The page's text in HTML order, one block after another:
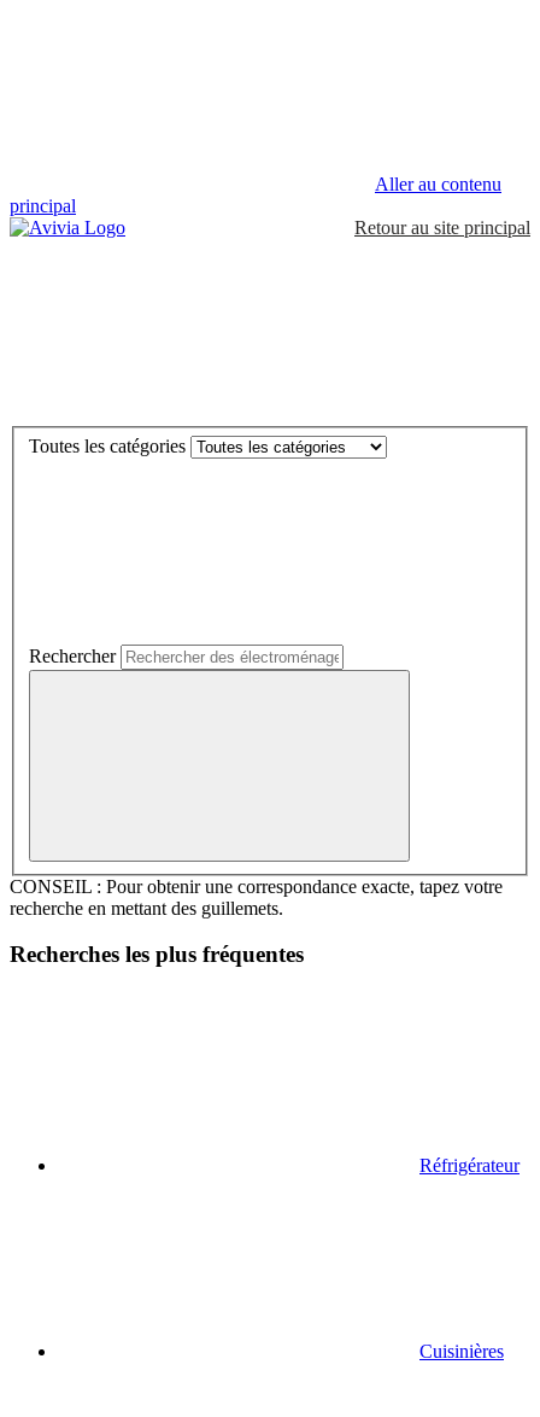
Aller au contenu
principal
Retour au site principal
Toutes les catégories
Rechercher
CONSEIL : Pour obtenir une correspondance exacte, tapez votre
recherche en mettant des guillemets.
Recherches les plus fréquentes
Réfrigérateur
Cuisinières